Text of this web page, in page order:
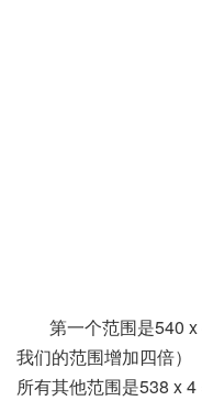
第一个范围是540
我们的范围增加四倍）
所有其他范围是538 x 4